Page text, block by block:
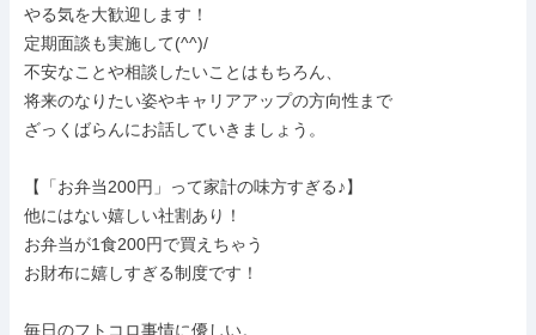
やる気を大歓迎します！
定期面談も実施して(^^)/
不安なことや相談したいことはもちろん、
将来のなりたい姿やキャリアアップの方向性まで
ざっくばらんにお話していきましょう。
【「お弁当200円」って家計の味方すぎる♪】
他にはない嬉しい社割あり！
お弁当が1食200円で買えちゃう
お財布に嬉しすぎる制度です！
毎日のフトコロ事情に優しい。